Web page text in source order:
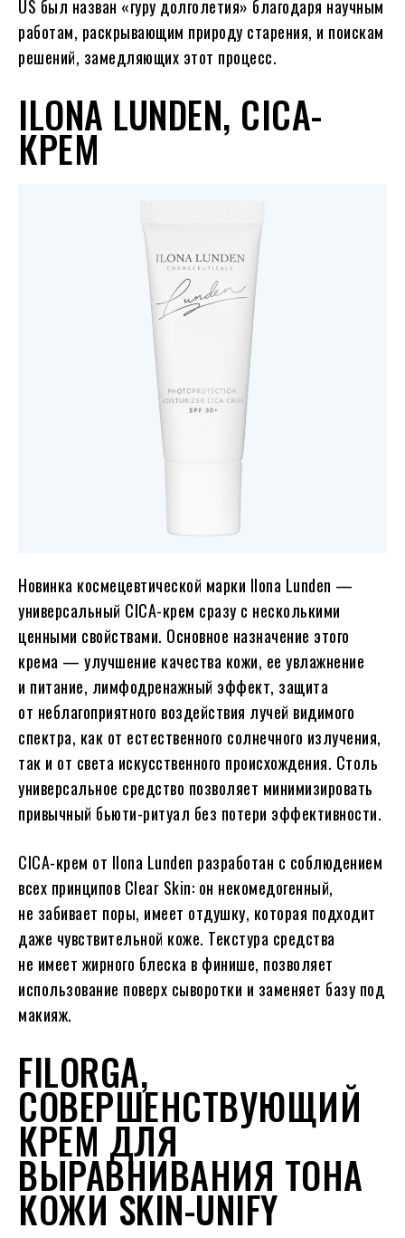
US был назван «гуру долголетия» благодаря научным
работам, раскрывающим природу старения, и поискам
решений, замедляющих этот процесс.
ILONA LUNDEN, CICA-
КРЕМ
Новинка космецевтической марки Ilona Lunden —
универсальный CICA-крем сразу с несколькими
ценными свойствами. Основное назначение этого
крема — улучшение качества кожи, ее увлажнение
и питание, лимфодренажный эффект, защита
от неблагоприятного воздействия лучей видимого
спектра, как от естественного солнечного излучения,
так и от света искусственного происхождения. Столь
универсальное средство позволяет минимизировать
привычный бьюти-ритуал без потери эффективности.
CICA-крем от Ilona Lunden разработан с соблюдением
всех принципов Clear Skin: он некомедогенный,
не забивает поры, имеет отдушку, которая подходит
даже чувствительной коже. Текстура средства
не имеет жирного блеска в финише, позволяет
использование поверх сыворотки и заменяет базу под
макияж.
FILORGA,
СОВЕРШЕНСТВУЮЩИЙ
КРЕМ ДЛЯ
ВЫРАВНИВАНИЯ ТОНА
КОЖИ SKIN-UNIFY